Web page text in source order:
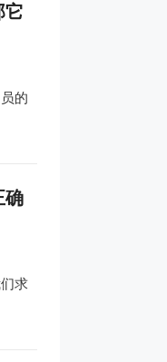
它
的
确
求